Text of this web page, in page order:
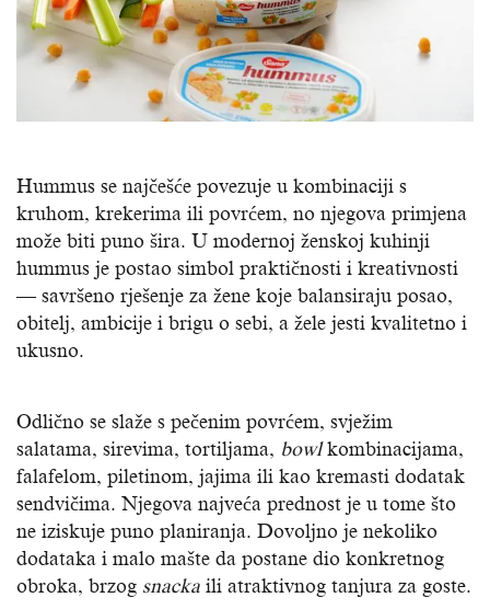
Hummus se najčešće povezuje u kombinaciji s
kruhom, krekerima ili povrćem, no njegova primjena
može biti puno šira. U modernoj ženskoj kuhinji
hummus je postao simbol praktičnosti i kreativnosti
— savršeno rješenje za žene koje balansiraju posao,
obitelj, ambicije i brigu o sebi, a žele jesti kvalitetno i
ukusno.
Odlično se slaže s pečenim povrćem, svježim
salatama, sirevima, tortiljama, bowlkombinacijama,
falafelom, piletinom, jajima ili kao kremasti dodatak
sendvičima. Njegova najveća prednost je u tome što
ne iziskuje puno planiranja. Dovoljno je nekoliko
dodataka i malo mašte da postane dio konkretnog
obroka, brzog snacka ili atraktivnog tanjura za goste.